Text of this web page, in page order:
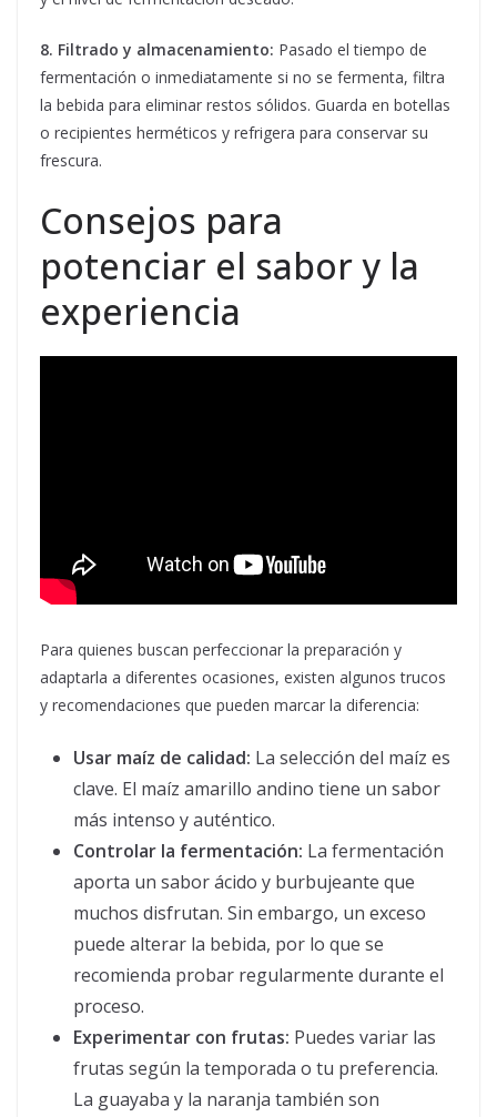
8. Filtrado y almacenamiento: Pasado el tiempo de
fermentación o inmediatamente si no se fermenta, filtra
la bebida para eliminar restos sólidos. Guarda en botellas
o recipientes herméticos y refrigera para conservar su
frescura.
Consejos para
potenciar el sabor y la
experiencia
Para quienes buscan perfeccionar la preparación y
adaptarla a diferentes ocasiones, existen algunos trucos
y recomendaciones que pueden marcar la diferencia:
Usar maíz de calidad: La selección del maíz es
clave. El maíz amarillo andino tiene un sabor
más intenso y auténtico.
Controlar la fermentación: La fermentación
aporta un sabor ácido y burbujeante que
muchos disfrutan. Sin embargo, un exceso
puede alterar la bebida, por lo que se
recomienda probar regularmente durante el
proceso.
Experimentar con frutas: Puedes variar las
frutas según la temporada o tu preferencia.
La guayaba y la naranja también son